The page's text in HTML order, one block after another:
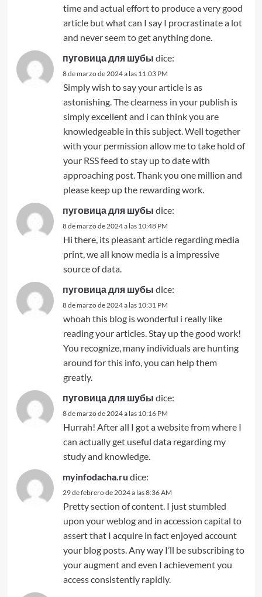
time and actual effort to produce a very good
article but what can I say I procrastinate a lot
and never seem to get anything done.
пуговица для шубы dice:
8 de marzo de 2024 a las 11:03 PM
Simply wish to say your article is as
astonishing. The clearness in your publish is
simply excellent and i can think you are
knowledgeable in this subject. Well together
with your permission allow me to take hold of
your RSS feed to stay up to date with
approaching post. Thank you one million and
please keep up the rewarding work.
пуговица для шубы dice:
8 de marzo de 2024 a las 10:48 PM
Hi there, its pleasant article regarding media
print, we all know media is a impressive
source of data.
пуговица для шубы dice:
8 de marzo de 2024 a las 10:31 PM
whoah this blog is wonderful i really like
reading your articles. Stay up the good work!
You recognize, many individuals are hunting
around for this info, you can help them
greatly.
пуговица для шубы dice:
8 de marzo de 2024 a las 10:16 PM
Hurrah! After all I got a website from where I
can actually get useful data regarding my
study and knowledge.
myinfodacha.ru dice:
29 de febrero de 2024 a las 8:36 AM
Pretty section of content. I just stumbled
upon your weblog and in accession capital to
assert that I acquire in fact enjoyed account
your blog posts. Any way I’ll be subscribing to
your augment and even I achievement you
access consistently rapidly.